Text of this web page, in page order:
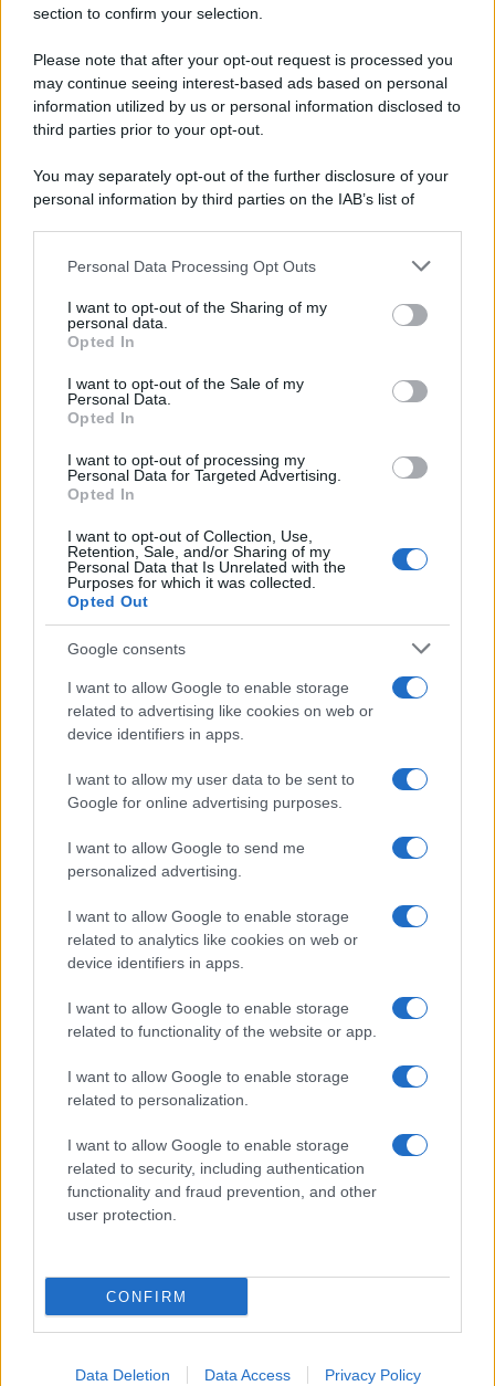
section to confirm your selection.
Please note that after your opt-out request is processed you
may continue seeing interest-based ads based on personal
information utilized by us or personal information disclosed to
third parties prior to your opt-out.
You may separately opt-out of the further disclosure of your
personal information by third parties on the IAB’s list of
This information may also be disclosed by us to third parties
disclose it to other third parties.
Please note that this website/app uses one or more Google
services and may gather and store information including but
not limited to your visit or usage behaviour. You may click to
grant or deny consent to Google and its third-party tags to
consent section.
Personal Data Processing Opt Outs
I want to opt-out of the Sharing of my
personal data.
Opted In
I want to opt-out of the Sale of my
Personal Data.
Opted In
I want to opt-out of processing my
Personal Data for Targeted Advertising.
Opted In
I want to opt-out of Collection, Use,
Retention, Sale, and/or Sharing of my
Personal Data that Is Unrelated with the
Purposes for which it was collected.
Opted Out
Google consents
I want to allow Google to enable storage
related to advertising like cookies on web or
device identifiers in apps.
I want to allow my user data to be sent to
Google for online advertising purposes.
I want to allow Google to send me
personalized advertising.
I want to allow Google to enable storage
related to analytics like cookies on web or
device identifiers in apps.
I want to allow Google to enable storage
related to functionality of the website or app.
I want to allow Google to enable storage
related to personalization.
I want to allow Google to enable storage
related to security, including authentication
functionality and fraud prevention, and other
user protection.
CONFIRM
Data Deletion Data Access Privacy Policy